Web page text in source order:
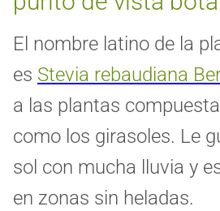
El nombre latino de la
es Stevia rebaudiana
a las plantas
como los girasoles. Le
sol con mucha lluvia y
en zonas sin heladas.